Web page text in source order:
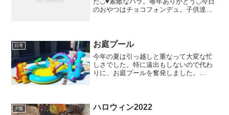
のおやつはチョコフォンデュ。子供達の
日常 お庭プール
今年の夏は引っ越しと重なって大変な忙
しさでした。特に遠出もしないので代わ
りに、お庭プールを奮発しました。
ラノサウルスは別なので別...
夕飯 ハロウィン2022